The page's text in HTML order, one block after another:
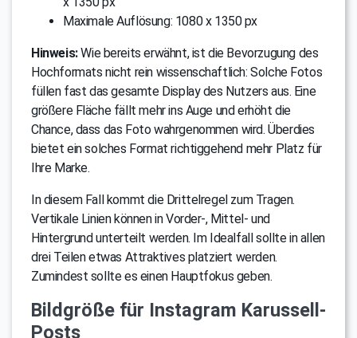
Maximale Auflösung: 1080 x 1350 px
Hinweis:Wie bereits erwähnt, ist die Bevorzugung des
Hochformats nicht rein wissenschaftlich: Solche Fotos
füllen fast das gesamte Display des Nutzers aus. Eine
größere Fläche fällt mehr ins Auge und erhöht die
Chance, dass das Foto wahrgenommen wird. Überdies
bietet ein solches Format richtiggehend mehr Platz für
Ihre Marke.
In diesem Fall kommt die Drittelregel zum Tragen.
Vertikale Linien können in Vorder-, Mittel- und
Hintergrund unterteilt werden. Im Idealfall sollte in allen
drei Teilen etwas Attraktives platziert werden.
Zumindest sollte es einen Hauptfokus geben.
Bildgröße für Instagram Karussell-
Posts